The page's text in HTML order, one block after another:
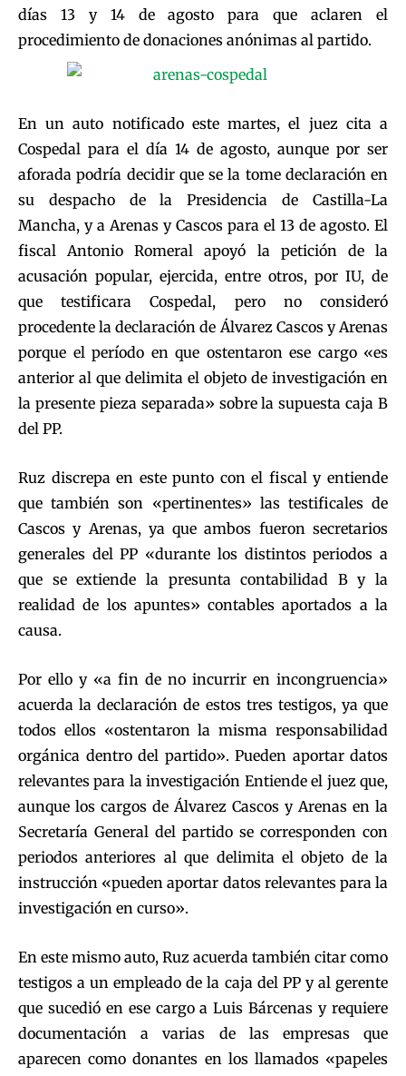
días 13 y 14 de agosto para que aclaren el
procedimiento de donaciones anónimas al partido.
En un auto notificado este martes, el juez cita a
Cospedal para el día 14 de agosto, aunque por ser
aforada podría decidir que se la tome declaración en
su despacho de la Presidencia de Castilla-La
Mancha, y a Arenas y Cascos para el 13 de agosto. El
fiscal Antonio Romeral apoyó la petición de la
acusación popular, ejercida, entre otros, por IU, de
que testificara Cospedal, pero no consideró
procedente la declaración de Álvarez Cascos y Arenas
porque el período en que ostentaron ese cargo «es
anterior al que delimita el objeto de investigación en
la presente pieza separada» sobre la supuesta caja B
del PP.
Ruz discrepa en este punto con el fiscal y entiende
que también son «pertinentes» las testificales de
Cascos y Arenas, ya que ambos fueron secretarios
generales del PP «durante los distintos periodos a
que se extiende la presunta contabilidad B y la
realidad de los apuntes» contables aportados a la
causa.
Por ello y «a fin de no incurrir en incongruencia»
acuerda la declaración de estos tres testigos, ya que
todos ellos «ostentaron la misma responsabilidad
orgánica dentro del partido». Pueden aportar datos
relevantes para la investigación Entiende el juez que,
aunque los cargos de Álvarez Cascos y Arenas en la
Secretaría General del partido se corresponden con
periodos anteriores al que delimita el objeto de la
instrucción «pueden aportar datos relevantes para la
investigación en curso».
En este mismo auto, Ruz acuerda también citar como
testigos a un empleado de la caja del PP y al gerente
que sucedió en ese cargo a Luis Bárcenas y requiere
documentación a varias de las empresas que
aparecen como donantes en los llamados «papeles